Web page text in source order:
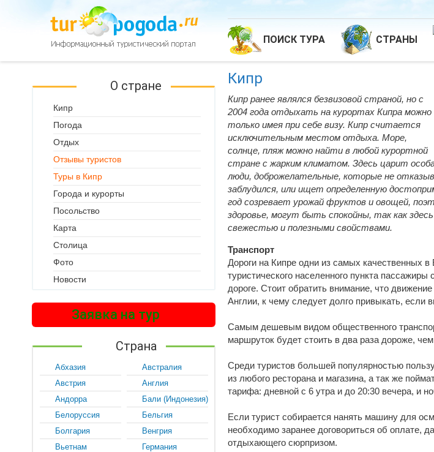
ПОИСК ТУРА СТРАНЫ
Кипр
Кипр ранее являлся безвизовой страной, но с
2004 года отдыхать на курортах Кипра можно
только имея при себе визу. Кипр считается
исключительным местом отдыха. Море,
солнце, пляж можно найти в любой курортной
стране с жарким климатом. Здесь царит
люди, доброжелательные, которые не
заблудился, или ищет определенную
год созревает урожай фруктов и овощей,
здоровье, могут быть спокойны, так как
свежестью и полезными свойствами.
Транспорт
Дороги на Кипре одни из самых качественных
туристического населенного пункта пассажиры
дороге. Стоит обратить внимание, что
Англии, к чему следует долго привыкать, если
Самым дешевым видом общественного
маршруток будет стоить в два раза дороже,
Среди туристов большей популярностью
из любого ресторана и магазина, а так же
тарифа: дневной с 6 утра и до 20:30 вечера, и
Если турист собирается нанять машину для
необходимо заранее договориться об оплате,
отдыхающего сюрпризом.
О стране
Кипр
Погода
Отдых
Отзывы туристов
Туры в Кипр
Города и курорты
Посольство
Карта
Столица
Фото
Новости
Заявка на тур
Страна
Абхазия
Австралия
Австрия
Англия
Андорра
Бали (Индонезия)
Белоруссия
Бельгия
Болгария
Венгрия
Вьетнам
Германия